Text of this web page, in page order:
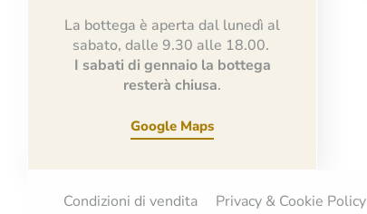
La bottega è aperta dal lunedì al
sabato, dalle 9.30 alle 18.00.
I sabati di gennaio la bottega
resterà chiusa.
Google Maps
Condizioni di vendita Privacy & Cookie Policy